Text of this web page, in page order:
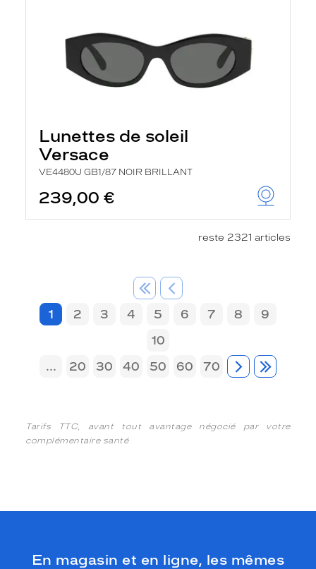
Lunettes de soleil
Versace
VE4480U GB1/87 NOIR BRILLANT
239,00 €
reste 2321 articles
1 2 3 4 5 6 7 8
9
10
...
20 30 40 50 60 70
Tarifs TTC, avant tout avantage négocié par votre
complémentaire santé
En magasin et en ligne, les mêmes